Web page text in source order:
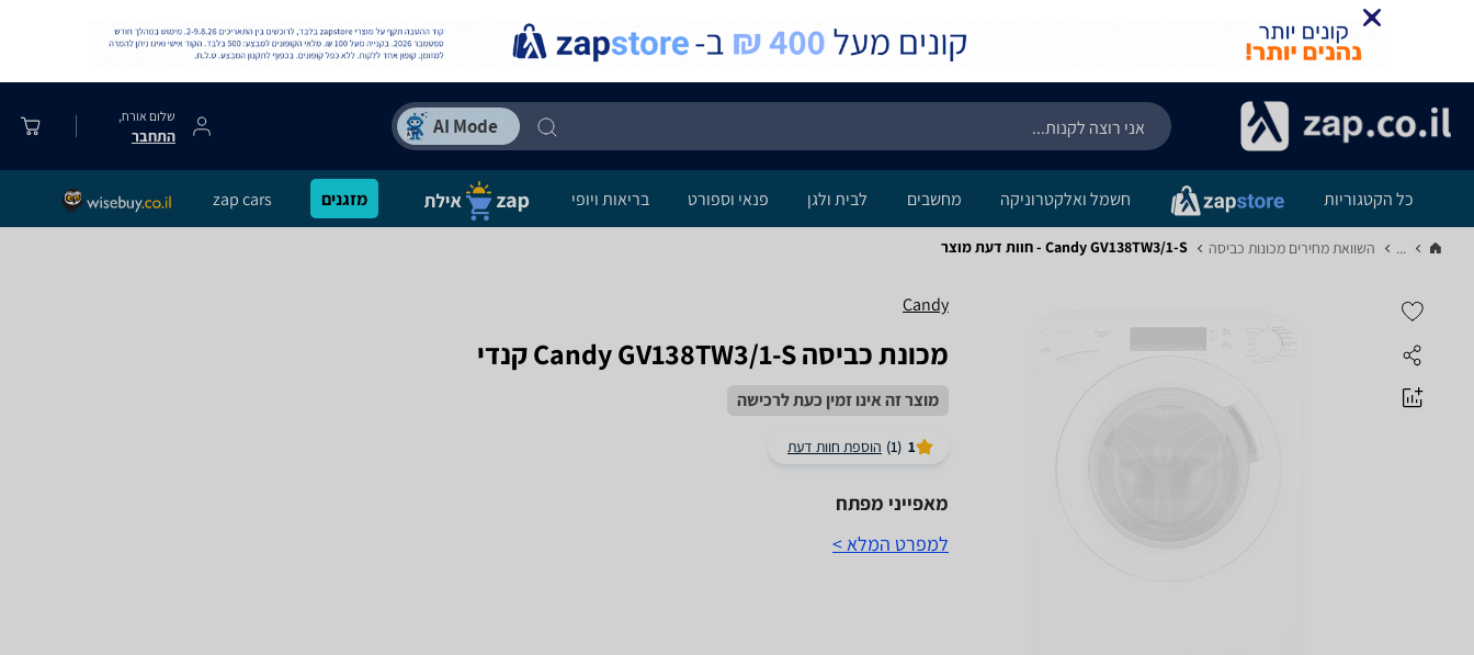
שלום אורח,
התחבר
כל הקטגוריות חשמל ואלקטרוניקה מחשבים לבית ולגן פנאי וספורט בריאות ויופי מזגנים zap cars
... השוואת מחירים מכונות כביסה‏ Candy GV138TW3/1-S - חוות דעת מוצר
Candy
מכונת כביסה Candy GV138TW3/1-S קנדי
מוצר זה אינו זמין כעת לרכישה
1
(1) הוספת חוות דעת
מאפייני מפתח
למפרט המלא >